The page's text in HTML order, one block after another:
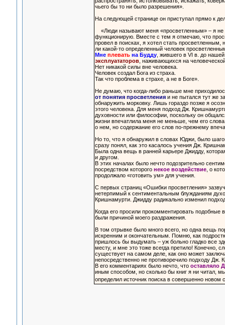
чьего бы то ни было разрешения».
На следующей странице он приступал прямо к
«Люди называют меня «просветленным» – я не
функционирую. Вместе с тем я отмечаю, что
провел в поисках, я хотел стать просветленным,
ли какой-то определенный человек
Мне плеватьна Будду, жившего в VI в. до
эксплуататоров, наживающихся на
Нет никакой силы вне человека.
Человек создал Бога из страха.
Так что проблема в страхе, а не в Боге».
Не думаю, что когда-либо раньше мне
от понятия просветленияи не пытался тут же
обнаружить морковку. Лишь гораздо позже я
этого человека. Для меня подход Дж.
духовности или философии, поскольку он
жизни впечатлила меня не меньше, чем его
о нем, но содержание его слов по-прежнему
Но то, что я обнаружил в словах Юджи, было
сразу понял, как это касалось учения Дж.
Была одна вещь в ранней карьере Джидду,
и другом.
В этих началах было нечто подозрительно
посредством которого некое воздействие, о
продолжало «готовить ум» для учения.
С первых страниц «Ошибки просветления»
нетерпимый к сентиментальным блужданиям
Кришнамурти. Джидду радикально изменил
Когда его просили прокомментировать
были причиной моего раздражения.
В том отрывке было много всего, но одна вещь
искренним и окончательным. Помню, как
пришлось бы выдумать – уж больно гладко все
месту, и мне это тоже всегда претило! Конечно,
существует на самом деле, как оно может
непосредственно не противоречило подходу Дж.
В его комментариях было нечто, что оставляло
иным способом, но сколько бы книг я ни читал,
определил источник поиска в совершенно новом